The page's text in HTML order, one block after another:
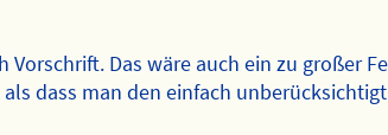
Das wäre auch ein zu großer
dass man den einfach